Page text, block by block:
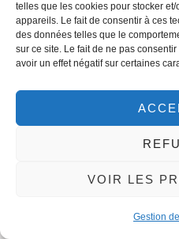
telles que les cookies pour stocker
appareils. Le fait de consentir à ces
des données telles que le
sur ce site. Le fait de ne pas
avoir un effet négatif sur certaines
VOIR LES
Gestion
Ladies and Gentlemen,
Sweet Spices !!